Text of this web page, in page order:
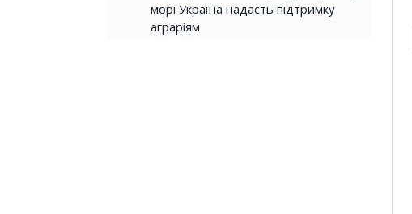
морі Україна надасть підтримку
аграріям